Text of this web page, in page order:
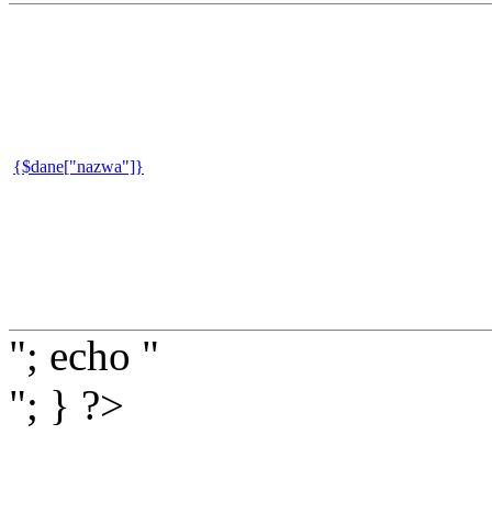
{$dane["nazwa"]}
"; echo "
"; } ?>